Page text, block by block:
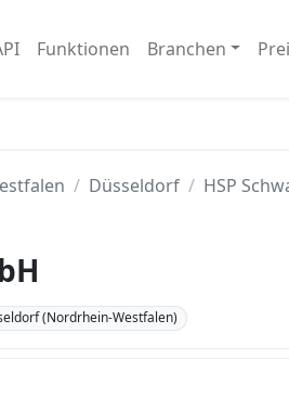
Funktionen Branchen
Düsseldorf HSP
(Nordrhein-Westfalen)